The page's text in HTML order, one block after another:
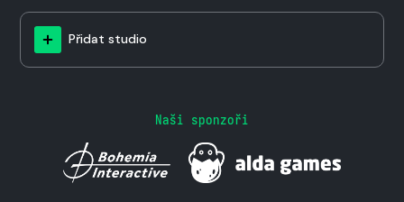
Přidat studio
Naši sponzoři